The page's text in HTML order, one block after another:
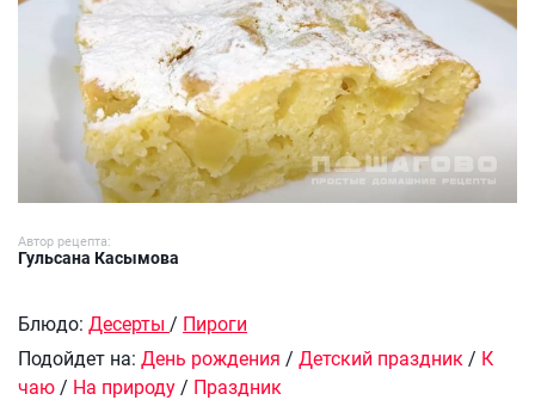
Автор рецепта:
Гульсана Касымова
Блюдо: Десерты / Пироги
Подойдет на: День рождения / Детский праздник / К
чаю / На природу / Праздник